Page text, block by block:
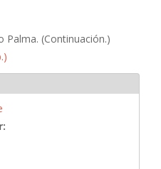
Palma. (Continuación.)